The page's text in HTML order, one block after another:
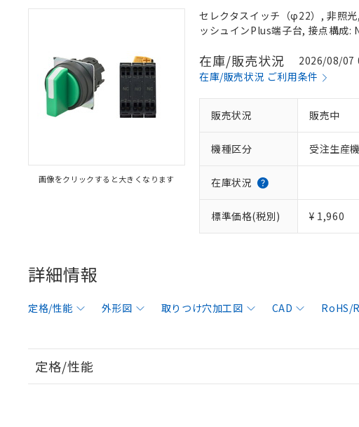
画像をクリックすると大きくなります
セレクタスイッチ（φ22）, 非照
ッシュインPlus端子台, 接点構成:
在庫/販売状況
2026/08/07
在庫/販売状況 ご利用条件
販売状況 販売中
機種区分 受注生産
在庫状況
標準価格(税別) ¥ 1,960
詳細情報
定格/性能 外形図 取りつけ穴加工図 CAD RoHS/
定格/性能